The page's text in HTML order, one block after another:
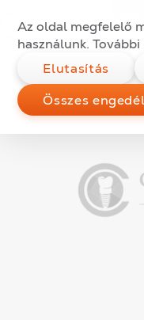
Az oldal megfelelő
használunk.
Elutasítás
Összes
A
Kategóriák:
FOGÁSZAT Közzétéve:
2013.07.25.